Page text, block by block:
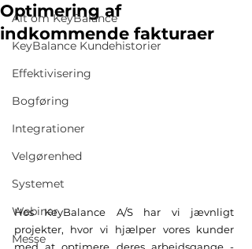
Alt om KeyBalance
KeyBalance Kundehistorier
Effektivisering
Bogføring
Integrationer
Velgørenhed
Systemet
Webinar
Messe
Optimering af
indkommende fakturaer
Hos KeyBalance A/S har vi jævnligt
projekter, hvor vi hjælper vores kunder